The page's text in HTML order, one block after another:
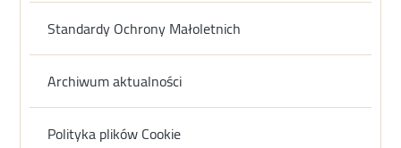
Standardy Ochrony Małoletnich
Archiwum aktualności
Polityka plików Cookie